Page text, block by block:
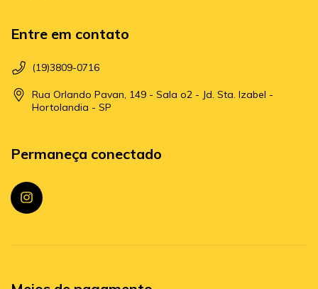
Entre em contato
(19)3809-0716
Rua Orlando Pavan, 149 - Sala o2 - Jd. Sta. Izabel -
Hortolandia - SP
Permaneça conectado